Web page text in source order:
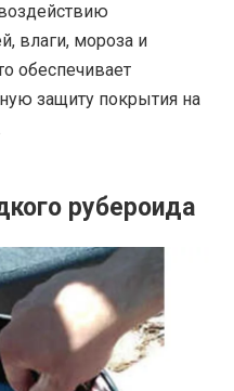
влаги, мороза и
обеспечивает
защиту покрытия на
рубероида